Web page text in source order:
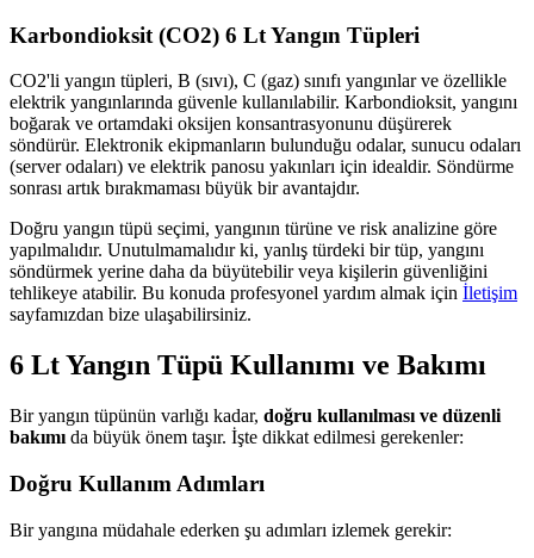
Karbondioksit (CO2) 6 Lt Yangın Tüpleri
CO2'li yangın tüpleri, B (sıvı), C (gaz) sınıfı yangınlar ve özellikle
elektrik yangınlarında güvenle kullanılabilir. Karbondioksit, yangını
boğarak ve ortamdaki oksijen konsantrasyonunu düşürerek
söndürür. Elektronik ekipmanların bulunduğu odalar, sunucu odaları
(server odaları) ve elektrik panosu yakınları için idealdir. Söndürme
sonrası artık bırakmaması büyük bir avantajdır.
Doğru yangın tüpü seçimi, yangının türüne ve risk analizine göre
yapılmalıdır. Unutulmamalıdır ki, yanlış türdeki bir tüp, yangını
söndürmek yerine daha da büyütebilir veya kişilerin güvenliğini
tehlikeye atabilir. Bu konuda profesyonel yardım almak için İletişim
sayfamızdan bize ulaşabilirsiniz.
6 Lt Yangın Tüpü Kullanımı ve Bakımı
Bir yangın tüpünün varlığı kadar, doğru kullanılması ve düzenli
bakımı da büyük önem taşır. İşte dikkat edilmesi gerekenler:
Doğru Kullanım Adımları
Bir yangına müdahale ederken şu adımları izlemek gerekir: